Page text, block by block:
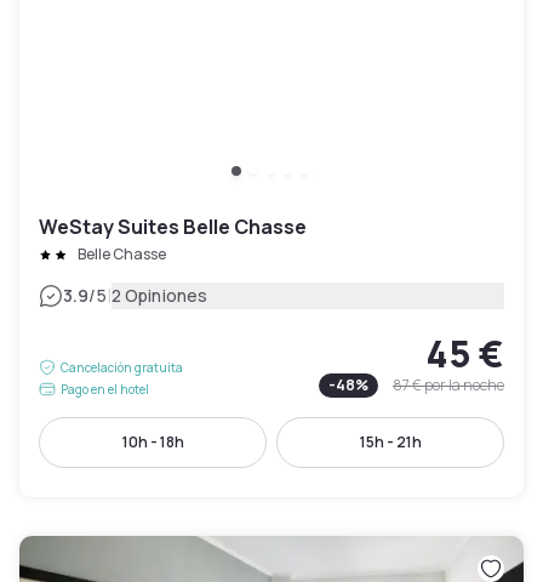
WeStay Suites Belle Chasse
Belle Chasse
3.9/5|2 Opiniones
Cancelación gratuita
Pago en el hotel
45 €
-48% 87 €por la noche
10h - 18h 15h - 21h